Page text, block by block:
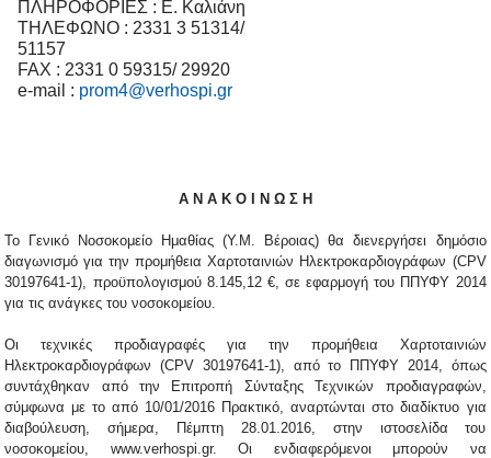
ΠΛΗΡΟΦΟΡΙΕΣ : E. Καλιάνη
ΤΗΛΕΦΩΝΟ : 2331 3 51314/
51157
FAX : 2331 0 59315/ 29920
e-mail : prom4@verhospi.gr
Α Ν Α Κ Ο Ι Ν Ω Σ Η
Το Γενικό Νοσοκομείο Ημαθίας (Υ.Μ. Βέροιας) θα διενεργήσει δημόσιο
διαγωνισμό για την προμήθεια Χαρτοταινιών Ηλεκτροκαρδιογράφων (CPV
30197641-1), προϋπολογισμού 8.145,12 €, σε εφαρμογή του ΠΠΥΦΥ 2014
για τις ανάγκες του νοσοκομείου.
Οι τεχνικές προδιαγραφές για την προμήθεια Χαρτοταινιών
Ηλεκτροκαρδιογράφων (CPV 30197641-1), από το ΠΠΥΦΥ 2014, όπως
συντάχθηκαν από την Επιτροπή Σύνταξης Τεχνικών προδιαγραφών,
σύμφωνα με το από 10/01/2016 Πρακτικό, αναρτώνται στο διαδίκτυο για
διαβούλευση, σήμερα, Πέμπτη 28.01.2016, στην ιστοσελίδα του
νοσοκομείου, www.verhospi.gr. Οι ενδιαφερόμενοι μπορούν να